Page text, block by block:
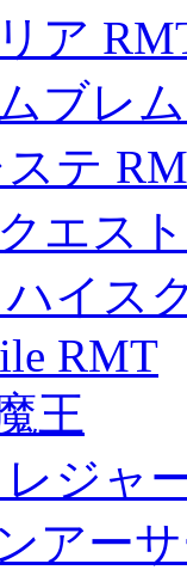
ア
ブレ
テ
エスト
イス
RMT
王
ジャ
アー